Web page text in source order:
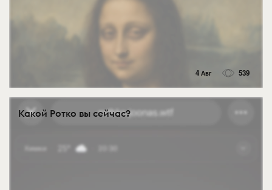
4 Авг 539
Какой Ротко вы сейчас?